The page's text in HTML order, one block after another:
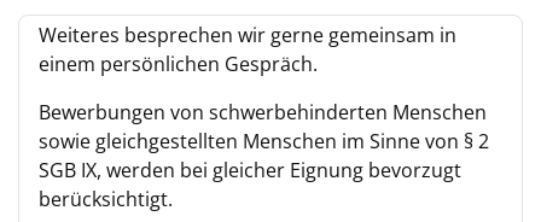
Weiteres besprechen wir gerne gemeinsam in
einem persönlichen Gespräch.
Bewerbungen von schwerbehinderten Menschen
sowie gleichgestellten Menschen im Sinne von § 2
SGB IX, werden bei gleicher Eignung bevorzugt
berücksichtigt.